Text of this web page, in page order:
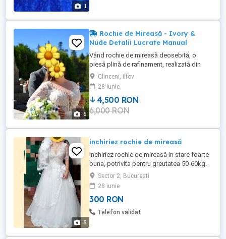
1
5
Rochie de Mireasă - Ivory &
Nude Detalii Lucrate Manual
Vând rochie de mireasă deosebită, o
piesă plină de rafinament, realizată din
dantelă fină cu mărgele și paiete discrete.
Designul este gândit să pună în evidență
silueta, oferind un contrast elegant între
dublura de tulle ivoire și căptușeala
elastică nude. Detalii Design: * Bust:
Clinceni, Ilfov
28 iunie
4,500 RON
6,000 RON
5
inchiriez rochie de mireasă
Inchiriez rochie de mireasă in stare foarte
buna, potrivita pentru greutatea 50-60kg.
marimea XL.
Sector 2, Bucuresti
28 iunie
300 RON
Telefon validat